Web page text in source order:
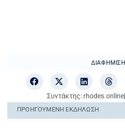
ΔΙΑΦΉΜΙΣΗ
Συντάκτης: rhodes.online
ΠΡΟΗΓΟΎΜΕΝΗ ΕΚΔΉΛΩΣΗ